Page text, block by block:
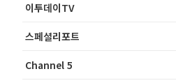
이투데이TV
스페셜리포트
Channel 5